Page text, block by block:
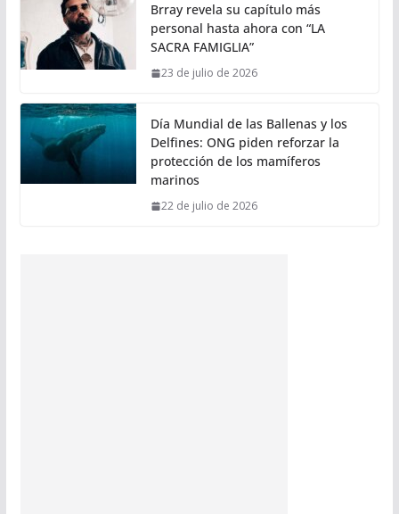
Brray revela su capítulo más
personal hasta ahora con “LA
SACRA FAMIGLIA”
23 de julio de 2026
Día Mundial de las Ballenas y los
Delfines: ONG piden reforzar la
protección de los mamíferos
marinos
22 de julio de 2026